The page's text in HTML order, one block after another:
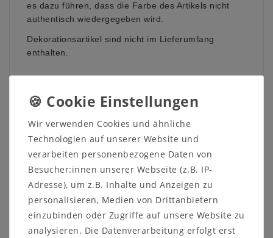
es dazu führen, dass die Farbe des Artikels nicht
authentisch wiedergegeben wird.
Dekorationsartikel sind nicht im Lieferumfang
enthalten.
Möbelstück:
Maße:
Breite: 180 cm
Höhe: 76 cm
Tiefe: 95 cm
Tischplattenstärke: 3 cm
Wir verwenden Cookies und ähnliche
Technologien auf unserer Website und
verarbeiten personenbezogene Daten von
Besucher:innen unserer Webseite (z.B. IP-
Adresse), um z.B. Inhalte und Anzeigen zu
personalisieren, Medien von Drittanbietern
einzubinden oder Zugriffe auf unsere Website zu
analysieren. Die Datenverarbeitung erfolgt erst